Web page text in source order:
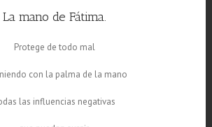
La mano de Fátima.
Protege de todo mal
con la palma de la mano
las influencias negativas